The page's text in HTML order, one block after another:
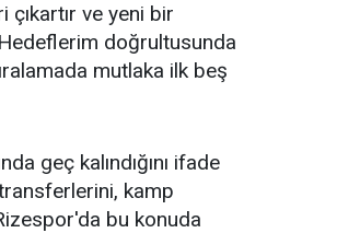
çıkartır ve yeni bir
Hedeflerim doğrultusunda
mutlaka ilk beş
geç kalındığını ifade
kamp
bu konuda